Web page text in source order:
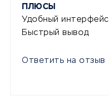
ПЛЮСЫ
Удобный интерфейс
Быстрый вывод
Ответить на отзыв